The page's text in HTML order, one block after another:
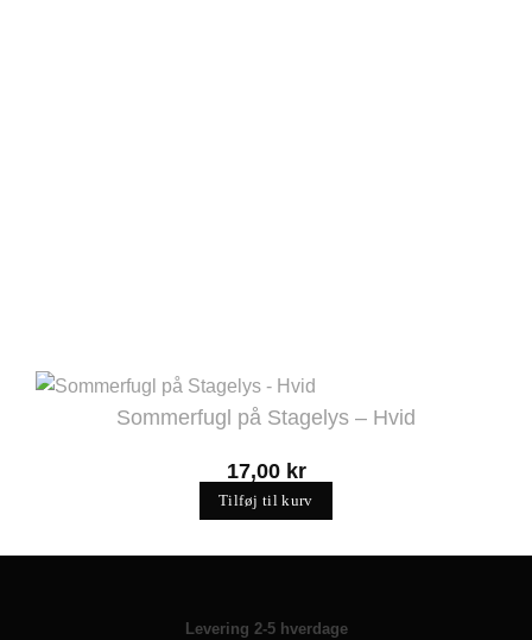
Sommerfugl på Stagelys – Hvid
17,00 kr
Tilføj til kurv
Levering 2-5 hverdage